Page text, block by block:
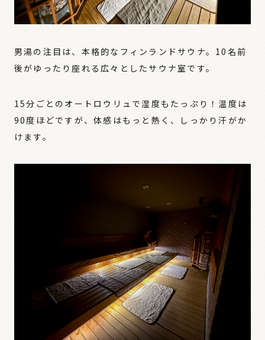
男湯の注目は、本格的なフィンランドサウナ。10名前
後がゆったり座れる広々としたサウナ室です。
15分ごとのオートロウリュで湿度もたっぷり！温度は
90度ほどですが、体感はもっと熱く、しっかり汗がか
けます。